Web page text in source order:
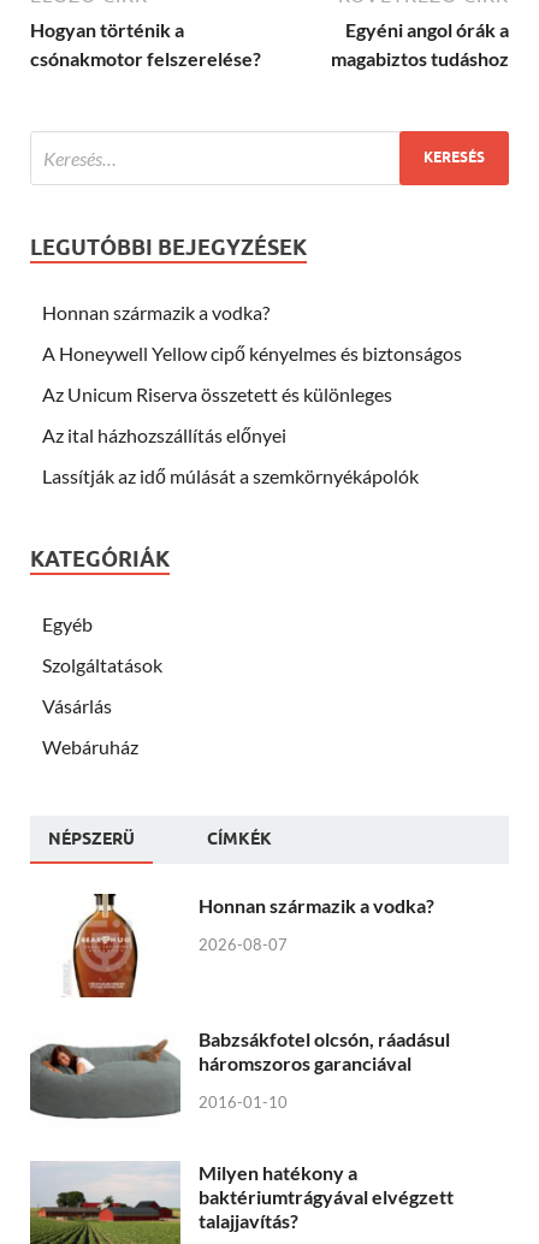
Hogyan történik a
csónakmotor felszerelése?
Egyéni angol órák a
magabiztos tudáshoz
LEGUTÓBBI BEJEGYZÉSEK
Honnan származik a vodka?
A Honeywell Yellow cipő kényelmes és biztonságos
Az Unicum Riserva összetett és különleges
Az ital házhozszállítás előnyei
Lassítják az idő múlását a szemkörnyékápolók
KATEGÓRIÁK
Egyéb
Szolgáltatások
Vásárlás
Webáruház
NÉPSZERÜ CÍMKÉK
Honnan származik a vodka?
2026-08-07
Babzsákfotel olcsón, ráadásul
háromszoros garanciával
2016-01-10
Milyen hatékony a
baktériumtrágyával elvégzett
talajjavítás?